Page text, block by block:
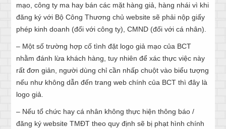
mạo, công ty ma hay bán các mặt hàng giả, hàng nhái vì khi
đăng ký với Bộ Công Thương chủ website sẽ phải nộp giấy
phép kinh doanh (đối với công ty), CMND (đối với cá nhân).
– Một số trường hợp cố tình đặt logo giả mạo của BCT
nhằm đánh lừa khách hàng, tuy nhiên để xác thực việc này
rất đơn giản, người dùng chỉ cần nhấp chuột vào biểu tượng
nếu như không dẫn đến trang web chính của BCT thì đây là
logo giả.
– Nếu tổ chức hay cá nhân không thực hiện thông báo /
đăng ký website TMĐT theo quy định sẽ bị phạt hình chính